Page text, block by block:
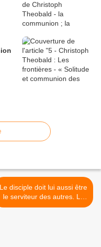
Le disciple doit lui aussi être
le serviteur des autres. Là
est le réel pouvoir. >